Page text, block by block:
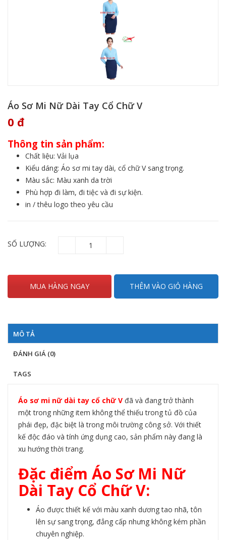
Áo Sơ Mi Nữ Dài Tay Cổ Chữ V
0 đ
Thông tin sản phẩm:
Chất liệu: Vải lụa
Kiểu dáng: Áo sơ mi tay dài, cổ chữ V sang trọng.
Màu sắc: Màu xanh da trời
Phù hợp đi làm, đi tiệc và đi sự kiện.
in / thêu logo theo yêu cầu
SỐ LƯỢNG:
MUA HÀNG NGAY THÊM VÀO GIỎ HÀNG
MÔ TẢ
ĐÁNH GIÁ (0)
TAGS
Áo sơ mi nữ dài tay cổ chữ V đã và đang trở thành
một trong những item không thể thiếu trong tủ đồ của
phái đẹp, đặc biệt là trong môi trường công sở. Với thiết
kế độc đáo và tính ứng dụng cao, sản phẩm này đang là
xu hướng thời trang.
Đặc điểm Áo Sơ Mi Nữ
Dài Tay Cổ Chữ V:
Áo được thiết kế với màu xanh dương tao nhã, tôn
lên sự sang trọng, đẳng cấp nhưng không kém phần
chuyên nghiệp.